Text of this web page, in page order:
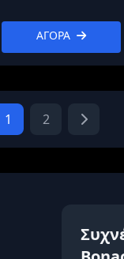
ΑΓΟΡΑ
1 2